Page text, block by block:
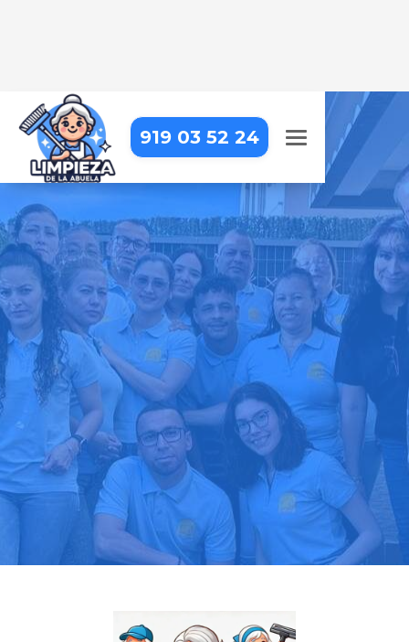
919 03 52 24
LIMPIEZA A DOMICILIO EN EL
ÁLAMO
Tu hogar siempre estará impecable
con nosotros – profesionales de
confianza que cuidan cada detalle
Pide tu presupuesto gratis
Llama hoy: 919 03 52 24
Más de 1000 clientes confían en nosotros
⭐⭐⭐⭐⭐